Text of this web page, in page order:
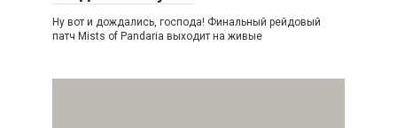
Ну вот и дождались, господа! Финальный рейдовый
патч Mists of Pandaria выходит на живые